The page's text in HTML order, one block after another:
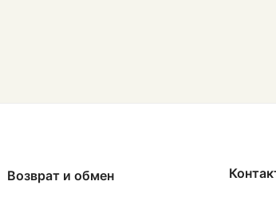
Возврат и обмен